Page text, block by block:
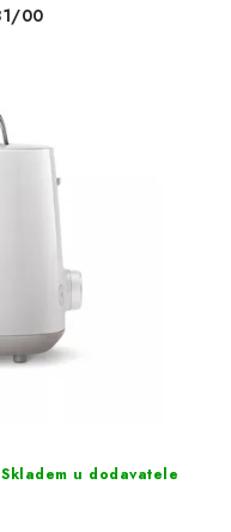
00
Skladem u dodavatele